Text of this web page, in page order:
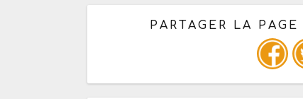
PARTAGER LA
Ou copiez les infos ci-